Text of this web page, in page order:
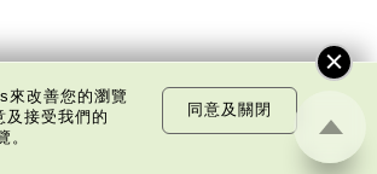
來改善您的瀏覽
接受我們的
。
同意及關閉